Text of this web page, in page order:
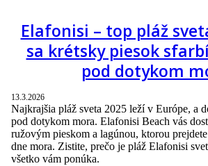
Elafonisi – top pláž
sa krétsky piesok
pod dotykom
13.3.2026
Najkrajšia pláž sveta 2025 leží v Európe, a
pod dotykom mora. Elafonisi Beach vás
ružovým pieskom a lagúnou, ktorou
dne mora. Zistite, prečo je pláž Elafonisi
všetko vám ponúka.